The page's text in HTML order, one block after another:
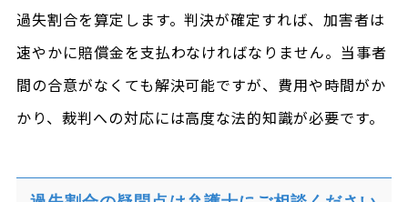
過失割合を算定します。判決が確定すれば、加害者は
速やかに賠償金を支払わなければなりません。当事者
間の合意がなくても解決可能ですが、費用や時間がか
かり、裁判への対応には高度な法的知識が必要です。